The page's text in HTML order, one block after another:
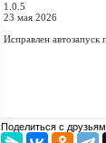
1.0.5
23 мая 2026
Исправлен автозапуск
Поделиться с